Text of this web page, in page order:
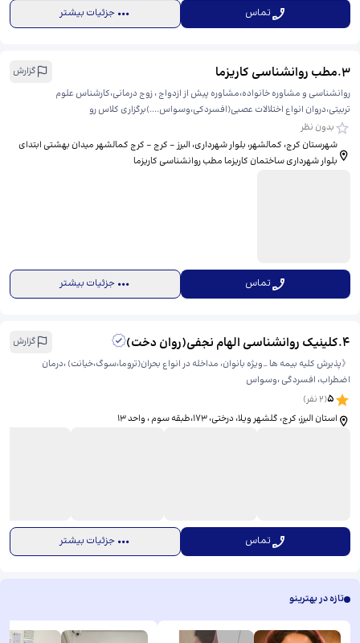
تماس جزئیات بیشتر
3
.مطب روانشناسی کاریزما
گزارش
روانشناسی و مشاوره خانواده،مشاوره پیش از ازدواج ، زوج درمانی،کارشناس علوم
تربیتی،دروان انواع اختلالات عصبی(افسردکی،وسواس....)برگزاری کلاس رو
بدون نظر
شهرستان کرج، کمالشهر، بلوار شهرداری، ​البرز - کرج - کرج کمالشهر میدان بهشتی ابتدای
بلوار شهرداری ساختمان کاریزما مطب روانشناسی کاریزما
تماس جزئیات بیشتر
4
.کلینیک روانشناسی الهام نجفی(روان دخت)
گزارش
《پذیرش کلیه بیمه ها _ویژه بانوان، مداخله در انواع بحران(تروما،سوگ،خیانت) ،درمان
اضطراب، افسردگی ،وسواس
5
(
2نفر)
استان البرز، کرج، گلشهر ویلا، درختی، ​۱۷۳،طبقه سوم ، واحد ۱۳
تماس جزئیات بیشتر
تازه در بهترینو